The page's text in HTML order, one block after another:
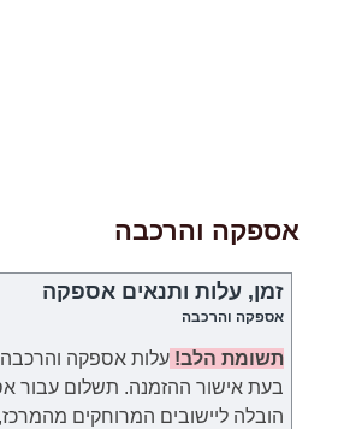
אספקה והרכבה
זמן, עלות ותנאים אספקה
אספקה והרכבה
תשומת הלב! עלות אספקה והרכבה
בעת אישור ההזמנה. תשלום עבור